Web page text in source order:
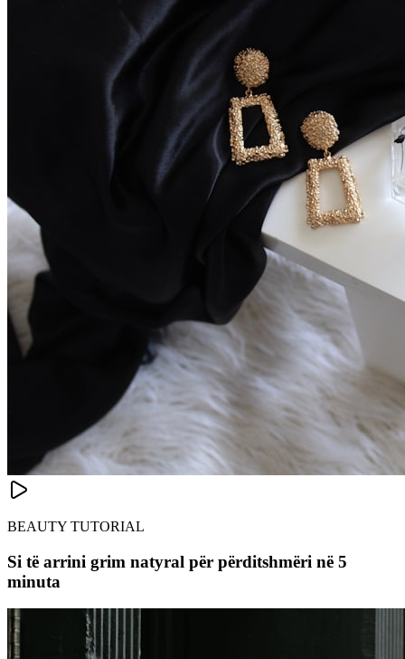
BEAUTY TUTORIAL
Si të arrini grim natyral për përditshmëri në 5
minuta